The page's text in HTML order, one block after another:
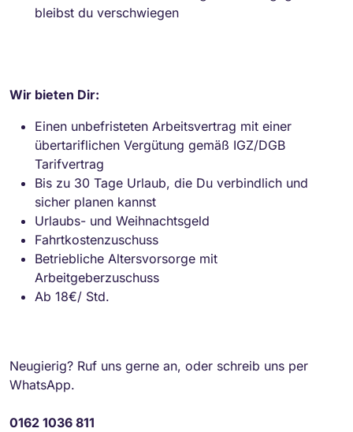
bleibst du verschwiegen
Wir bieten Dir:
Einen unbefristeten Arbeitsvertrag mit einer
übertariflichen Vergütung gemäß IGZ/DGB
Tarifvertrag
Bis zu 30 Tage Urlaub, die Du verbindlich und
sicher planen kannst
Urlaubs- und Weihnachtsgeld
Fahrtkostenzuschuss
Betriebliche Altersvorsorge mit
Arbeitgeberzuschuss
Ab 18€/ Std.
Neugierig? Ruf uns gerne an, oder schreib uns per
WhatsApp.
0162 1036 811